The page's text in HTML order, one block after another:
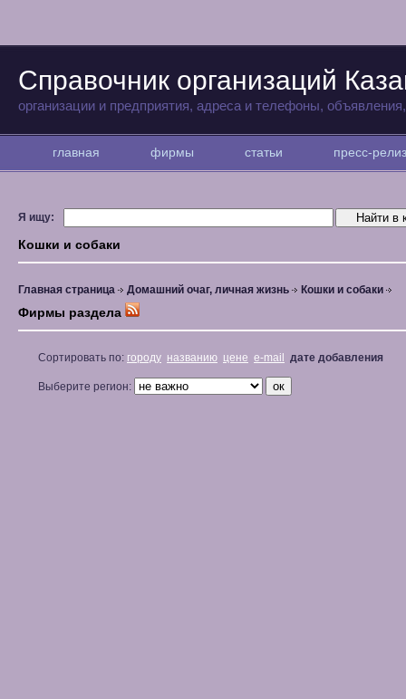
Справочник организаций
организации и предприятия, адреса и телефоны,
главная фирмы статьи пресс-
Я ищу:
Кошки и собаки
Главная страница Домашний очаг, личная жизнь Кошки и собаки
Фирмы раздела
Сортировать по: городу названию цене e-mail дате добавления
Выберите регион: